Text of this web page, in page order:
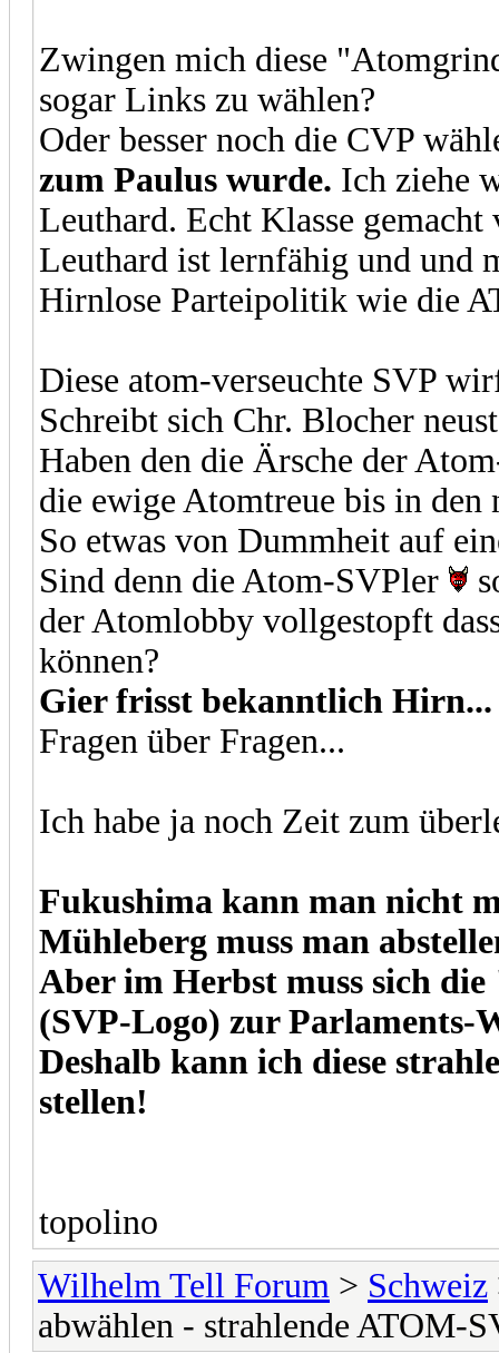
Zwingen mich diese
sogar Links zu wählen?
Oder besser noch die CVP
zum Paulus wurde. Ich ziehe
Leuthard. Echt Klasse
Leuthard ist lernfähig und und
Hirnlose Parteipolitik wie die
Diese atom-verseuchte SVP
Schreibt sich Chr. Blocher
Haben den die Ärsche der
die ewige Atomtreue bis in den
So etwas von Dummheit auf
Sind denn die Atom-SVPler
der Atomlobby vollgestopft
können?
Gier frisst bekanntlich Hirn...
Fragen über Fragen...
Ich habe ja noch Zeit zum
Fukushima kann man nicht
Mühleberg muss man
Aber im Herbst muss sich
(SVP-Logo) zur Parlaments-
Deshalb kann ich diese
stellen!
topolino
Wilhelm Tell Forum > Schweiz
abwählen - strahlende ATOM-